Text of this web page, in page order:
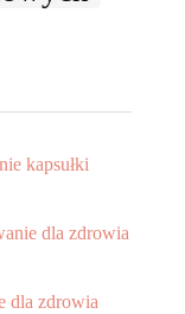
kapsułki
dla zdrowia
dla zdrowia